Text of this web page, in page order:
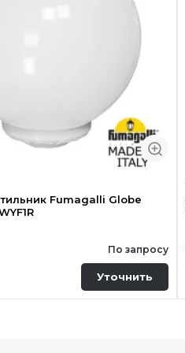
Fumagalli Globe
По запросу
Уточнить